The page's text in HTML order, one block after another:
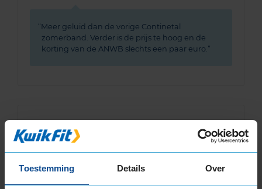
Toestemming Details Over
Meer geluid dan de vorige Continetal
zomerband. Verder is de prijs te hoog en de
korting van de ANWB slechts een paar euro.
9,0
Grip
9,0
Band